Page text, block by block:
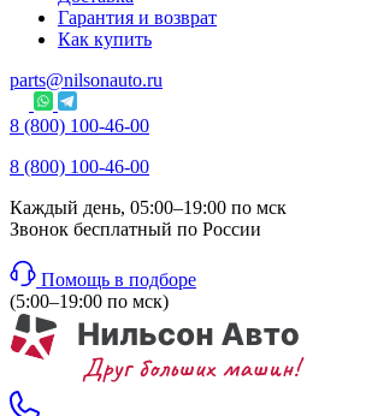
Гарантия и возврат
Как купить
parts@nilsonauto.ru
8 (800) 100-46-00
8 (800) 100-46-00
Каждый день, 05:00–19:00 по мск
Звонок бесплатный по России
Помощь в подборе
(5:00–19:00 по мск)